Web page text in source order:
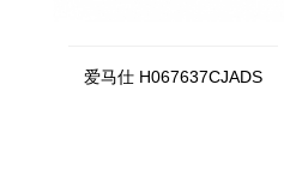
爱马仕 H067637CJADS